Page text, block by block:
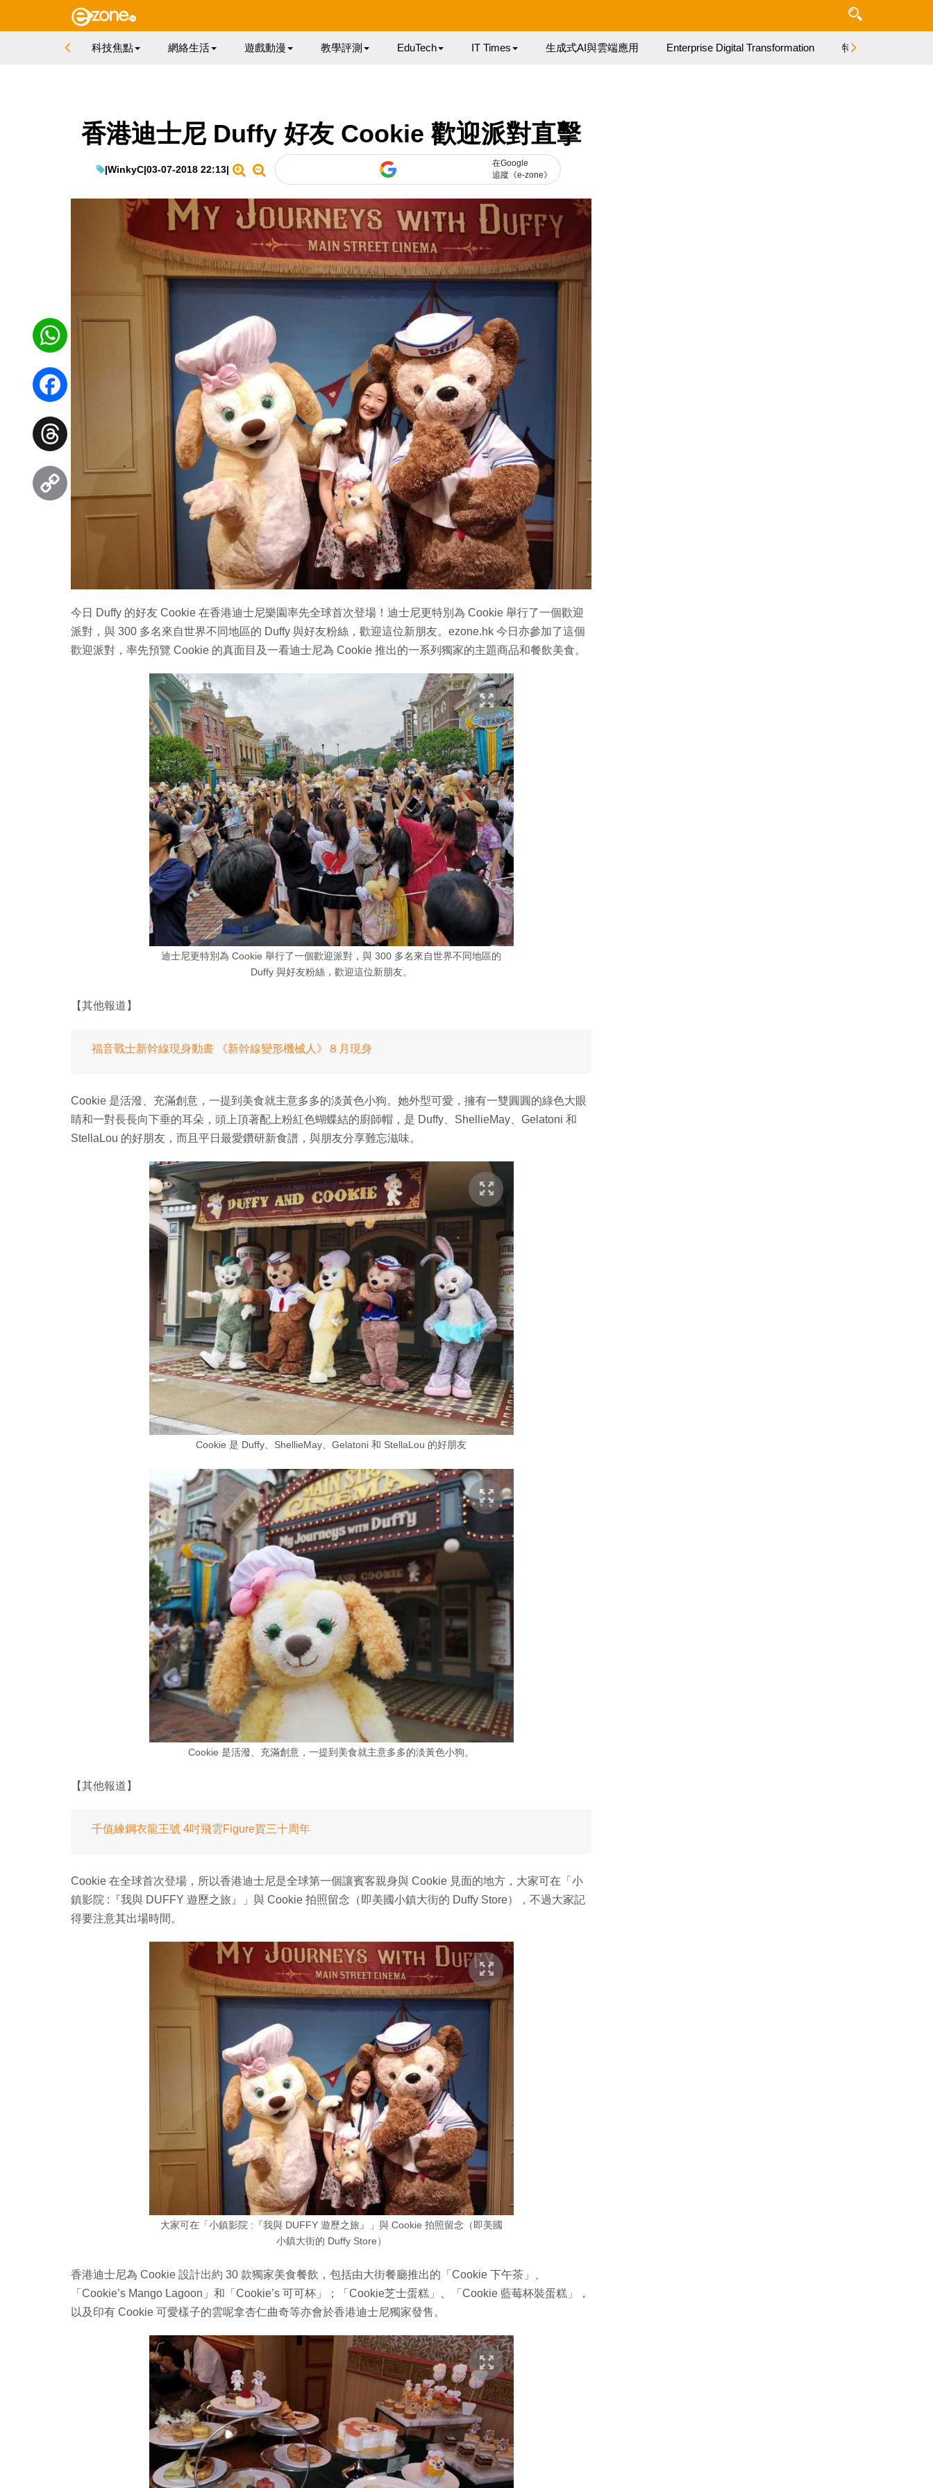
科技焦點 網絡生活 遊戲動漫 教學評測 EduTech IT Times 生成式AI與雲端應用 Enterprise Digital Transformation 特集
香港迪士尼 Duffy 好友 Cookie 歡迎派對直擊
|WinkyC|03-07-2018 22:13|
在Google
追蹤《e-zone》
今日 Duffy 的好友 Cookie 在香港迪士尼樂園率先全球首次登場！迪士尼更特別為 Cookie 舉行了一個歡迎
派對，與 300 多名來自世界不同地區的 Duffy 與好友粉絲，歡迎這位新朋友。ezone.hk 今日亦參加了這個
歡迎派對，率先預覽 Cookie 的真面目及一看迪士尼為 Cookie 推出的一系列獨家的主題商品和餐飲美食。
迪士尼更特別為 Cookie 舉行了一個歡迎派對，與 300 多名來自世界不同地區的
Duffy 與好友粉絲，歡迎這位新朋友。
【其他報道】
福音戰士新幹線現身動畫 《新幹線變形機械人》８月現身
Cookie 是活潑、充滿創意，一提到美食就主意多多的淡黃色小狗。她外型可愛，擁有一雙圓圓的綠色大眼
睛和一對長長向下垂的耳朵，頭上頂著配上粉紅色蝴蝶結的廚師帽，是 Duffy、ShellieMay、Gelatoni 和
StellaLou 的好朋友，而且平日最愛鑽研新食譜，與朋友分享難忘滋味。
Cookie 是 Duffy、ShellieMay、Gelatoni 和 StellaLou 的好朋友
Cookie 是活潑、充滿創意，一提到美食就主意多多的淡黃色小狗。
【其他報道】
千值練鋼衣龍王號 4吋飛雲Figure賀三十周年
Cookie 在全球首次登場，所以香港迪士尼是全球第一個讓賓客親身與 Cookie 見面的地方，大家可在「小
鎮影院 :『我與 DUFFY 遊歷之旅』」與 Cookie 拍照留念（即美國小鎮大街的 Duffy Store），不過大家記
得要注意其出場時間。
大家可在「小鎮影院 :『我與 DUFFY 遊歷之旅』」與 Cookie 拍照留念（即美國
小鎮大街的 Duffy Store）
香港迪士尼為 Cookie 設計出約 30 款獨家美食餐飲，包括由大街餐廳推出的「Cookie 下午茶」、
「Cookie’s Mango Lagoon」和「Cookie’s 可可杯」；「Cookie芝士蛋糕」、「Cookie 藍莓杯裝蛋糕」，
以及印有 Cookie 可愛樣子的雲呢拿杏仁曲奇等亦會於香港迪士尼獨家發售。
WhatsApp
Facebook
Threads